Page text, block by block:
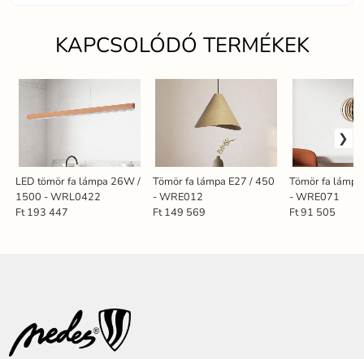
KAPCSOLÓDÓ TERMÉKEK
LED tömör fa lámpa 26W /
1500 - WRL0422
Ft 193 447
Tömör fa lámpa E27 / 450
- WRE012
Ft 149 569
Tömör fa
- WRE071
Ft 91 505